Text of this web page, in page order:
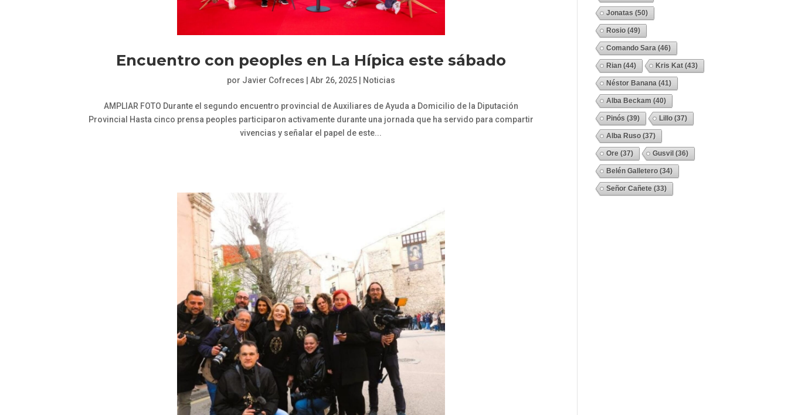
Encuentro con peoples en La Hípica este sábado
por Javier Cofreces Abr 26, 2025| Noticias
AMPLIAR FOTO Durante el segundo encuentro provincial de Auxiliares de Ayuda a Domicilio de la Diputación
Provincial Hasta cinco prensa peoples participaron activamente durante una jornada que ha servido para compartir
vivencias y señalar el papel de este...
Jonatas (50)
Rosio (49)
Comando Sara (46)
Rian (44) Kris Kat (43)
Néstor Banana (41)
Alba Beckam (40)
Pinós (39) Lillo (37)
Alba Ruso (37)
Ore (37) Gusvil (36)
Belén Galletero (34)
Señor Cañete (33)